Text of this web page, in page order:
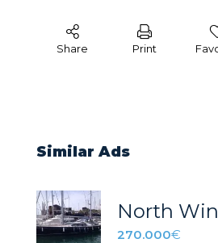
Share Print
Similar Ads
North
270.000€